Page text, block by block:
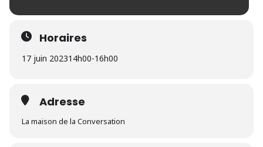
Horaires
17 juin 202314h00-16h00
Adresse
La maison de la Conversation